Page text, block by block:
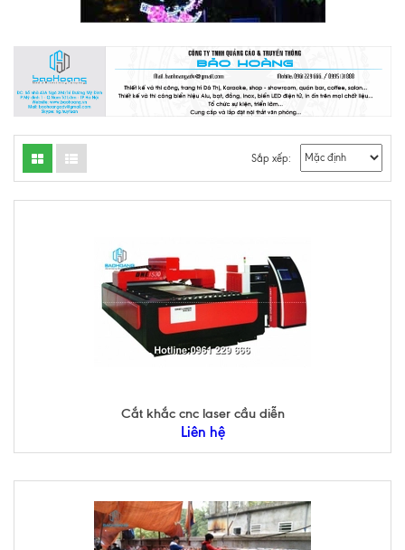
Sắp xếp:
Cắt khắc cnc laser cầu diễn
Liên hệ